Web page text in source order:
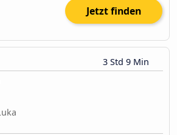
Jetzt finden
3 Std 9 Min